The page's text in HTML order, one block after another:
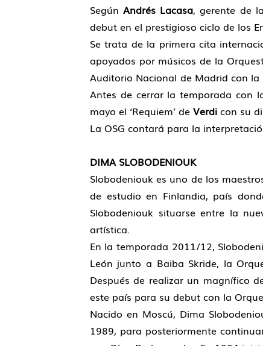
SegúnAndrés Lacasa, gerente de
debut en el prestigioso ciclo de los
Se trata de la primera cita
apoyados por músicos de la
Auditorio Nacional de Madrid con la
Antes de cerrar la temporada con
mayo el ‘Requiem’ de Verdicon su
La OSG contará para la
DIMA SLOBODENIOUK
Slobodeniouk es uno de los
de estudio en Finlandia, país
Slobodeniouk situarse entre la
artística.
En la temporada 2011/12,
León junto a Baiba Skride, la
Después de realizar un magnífico
este país para su debut con la
Nacido en Moscú, Dima
1989, para posteriormente